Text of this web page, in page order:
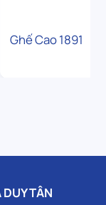
Ghế Cao 1891
TÂN